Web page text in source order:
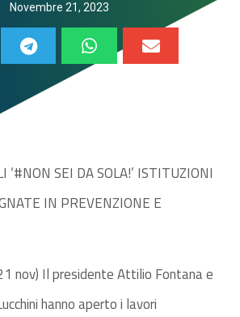
Novembre 21, 2023
‘#NON SEI DA SOLA!’ ISTITUZIONI
IN PREVENZIONE E
nov) Il presidente Attilio Fontana e
hanno aperto i lavori